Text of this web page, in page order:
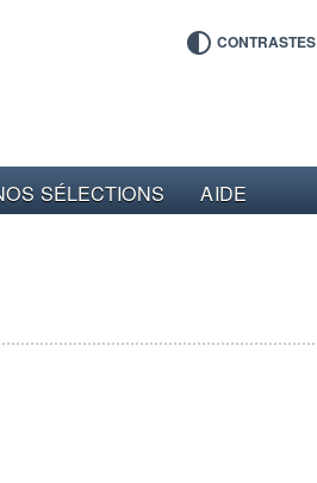
CONTRASTES
SÉLECTIONS AIDE